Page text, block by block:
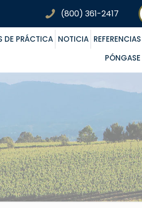
(800) 361-2417
DE PRÁCTICA NOTICIA